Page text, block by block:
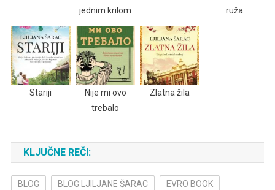
jednim krilom
ruža
Stariji
Nije mi ovo
trebalo
Zlatna žila
KLJUČNE REČI:
BLOG BLOG LJILJANE ŠARAC EVRO BOOK